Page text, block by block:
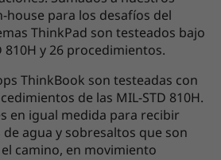
No tendrás problema para
que involucran datos
de procesamiento más
las funciones avanzadas
energética para lograr
informática más receptiva en
trabajo intensivos.
house para los desafíos del
ThinkPad son testeados bajo
810H y 26 procedimientos.
ThinkBook son testeadas con
de las MIL-STD 810H.
en igual medida para recibir
agua y sobresaltos que son
camino, en movimiento